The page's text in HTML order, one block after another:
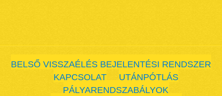
BELSŐ VISSZAÉLÉS BEJELENTÉSI RENDSZER
KAPCSOLAT
UTÁNPÓTLÁS
PÁLYARENDSZABÁLYOK